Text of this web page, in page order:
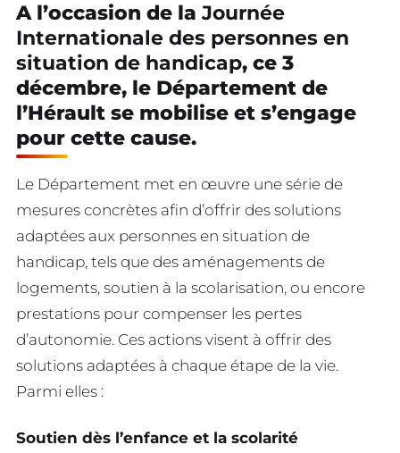
A l’occasion de la Journée
Internationale des personnes en
situation de handicap, ce 3
décembre, le Département de
l’Hérault se mobilise et s’engage
pour cette cause.
Le Département met en œuvre une série de
mesures concrètes afin d’offrir des solutions
adaptées aux personnes en situation de
handicap, tels que des aménagements de
logements, soutien à la scolarisation, ou encore
prestations pour compenser les pertes
d’autonomie. Ces actions visent à offrir des
solutions adaptées à chaque étape de la vie.
Parmi elles :
Soutien dès l’enfance et la scolarité